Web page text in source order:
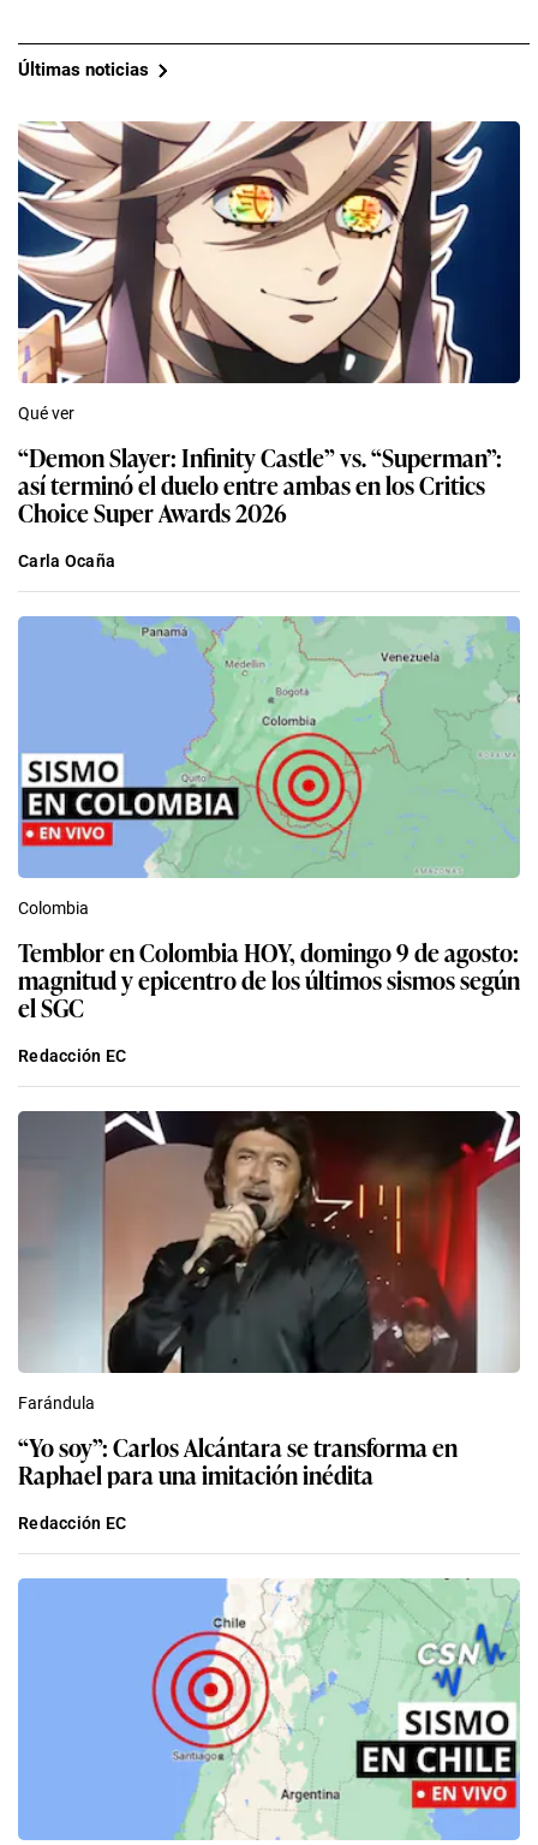
Últimas noticias
Qué ver
“Demon Slayer: Infinity Castle” vs. “Superman”:
así terminó el duelo entre ambas en los Critics
Choice Super Awards 2026
Carla Ocaña
Colombia
Temblor en Colombia HOY, domingo 9 de agosto:
magnitud y epicentro de los últimos sismos según
el SGC
Redacción EC
Farándula
“Yo soy”: Carlos Alcántara se transforma en
Raphael para una imitación inédita
Redacción EC